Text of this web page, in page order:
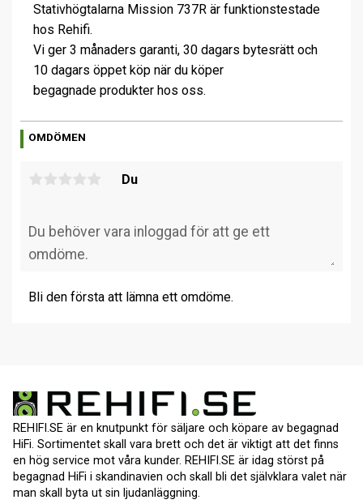
Stativhögtalarna Mission 737R är funktionstestade
hos Rehifi.
Vi ger 3 månaders garanti, 30 dagars bytesrätt och
10 dagars öppet köp när du köper
begagnade produkter hos oss.
OMDÖMEN
Du
Bli den första att lämna ett omdöme.
REHIFI.SE är en knutpunkt för säljare och köpare av begagnad
HiFi. Sortimentet skall vara brett och det är viktigt att det finns
en hög service mot våra kunder. REHIFI.SE är idag störst på
begagnad HiFi i skandinavien och skall bli det självklara valet när
man skall byta ut sin ljudanläggning.